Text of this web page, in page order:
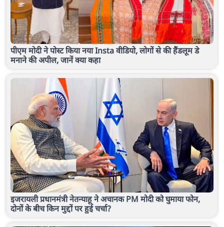
पीएम मोदी ने पोस्ट किया नया Insta वीडियो, लोगों से की हैंडलूम डे
मनाने की अपील, जानें क्या कहा
इजरायली प्रधानमंत्री नेतन्याहू ने अचानक PM मोदी को घुमाया फोन,
दोनों के बीच किन मुद्दों पर हुई चर्चा?